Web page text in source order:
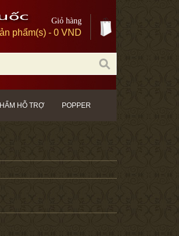
Giỏ hàng
phẩm(s) - 0 VND
HỖ TRỢ POPPER